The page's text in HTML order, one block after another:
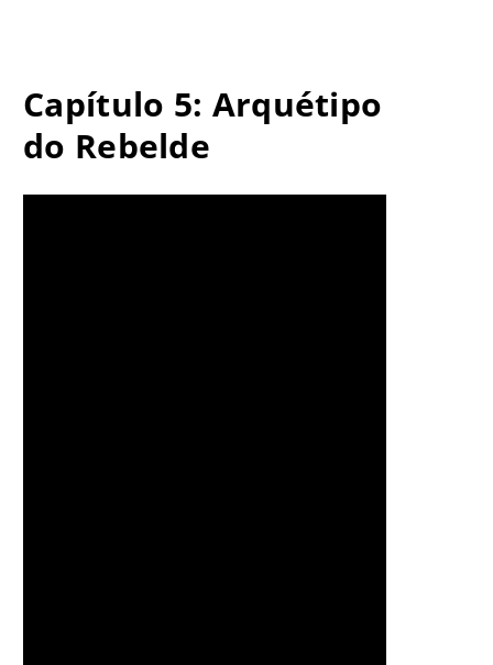
Capítulo 5: Arquétipo
do Rebelde